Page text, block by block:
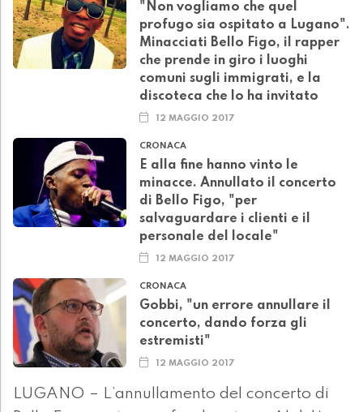
"Non vogliamo che quel
profugo sia ospitato a Lugano".
Minacciati Bello Figo, il rapper
che prende in giro i luoghi
comuni sugli immigrati, e la
discoteca che lo ha invitato
12 MAGGIO 2017
CRONACA
E alla fine hanno vinto le
minacce. Annullato il concerto
di Bello Figo, "per
salvaguardare i clienti e il
personale del locale"
12 MAGGIO 2017
CRONACA
Gobbi, "un errore annullare il
concerto, dando forza gli
estremisti"
12 MAGGIO 2017
LUGANO – L’annullamento del concerto di